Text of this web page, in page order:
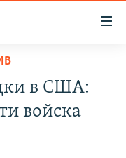
в США:
войска